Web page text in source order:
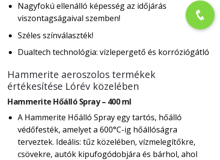
Nagyfokú ellenálló képesség az időjárás
viszontagságaival szemben!
Széles színválaszték!
Dualtech technológia: vízlepergető és korróziógátló
Hammerite aeroszolos termékek
értékesítése Lórév közelében
Hammerite Hőálló Spray – 400 ml
A Hammerite Hőálló Spray egy tartós, hőálló
védőfesték, amelyet a 600°C-ig hőállóságra
terveztek. Ideális: tűz közelében, vízmelegítőkre,
csövekre, autók kipufogódobjára és bárhol, ahol